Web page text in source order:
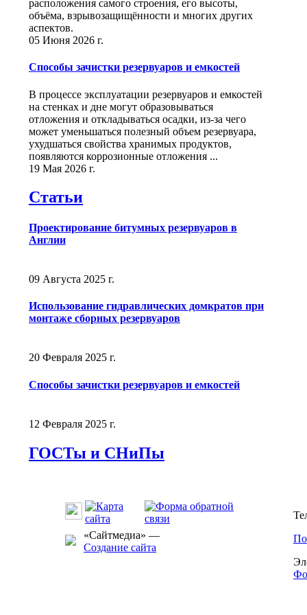
расположения самого строения, его высоты,
объёма, взрывозащищённости и многих других
аспектов.
05 Июня 2026 г.
Способы зачистки резервуаров и емкостей
В процессе эксплуатации резервуаров и емкостей
на стенках и дне могут образовываться
отложения и откладываться осадки, из-за чего
может уменьшаться полезный объем резервуара,
ухудшаться свойства хранимых продуктов,
появляются коррозионные отложения ...
19 Мая 2026 г.
Статьи
Проектирование битумных резервуаров в
Англии
09 Августа 2025 г.
Использование гидравлических домкратов при
монтаже сборных резервуаров
20 Февраля 2025 г.
Способы зачистки резервуаров и емкостей
12 Февраля 2025 г.
ГОСТы и СНиПы
«Сайтмедиа» —
Создание сайта